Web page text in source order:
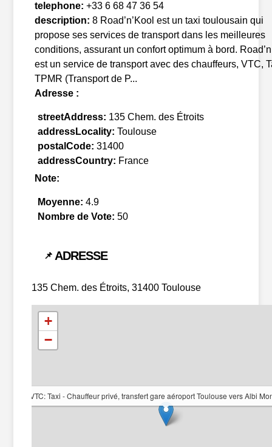
telephone: +33 6 68 47 36 54
description: 8 Road’n’Kool est un taxi toulousain qui
propose ses services de transport dans les meilleures
conditions, assurant un confort optimum à bord.
est un service de transport avec des chauffeurs, VTC,
TPMR (Transport de P...
Adresse :
streetAddress: 135 Chem. des Étroits
addressLocality: Toulouse
postalCode: 31400
addressCountry: France
Note:
Moyenne: 4.9
Nombre de Vote: 50
📌 ADRESSE
135 Chem. des Étroits, 31400 Toulouse
Service VTC: Taxi - Chauffeur privé, transfert gare aéroport Toulouse vers Albi
+
−